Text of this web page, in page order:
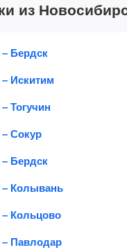
из
Бердск
Искитим
Тогучин
Сокур
Бердск
– Колывань
Кольцово
Павлодар